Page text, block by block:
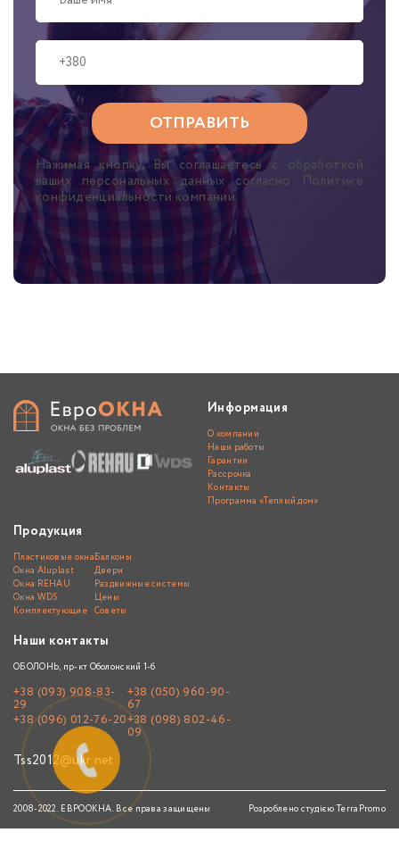
Нажимая кнопку, Вы соглашаетесь с обработкой
ваших персональных данных согласно Политике
конфиденциальности компании
Информация
О компании
Наши работы
Гарантии
Рассрочка
Контакты
Программа «Теплый дом»
Продукция
Пластиковые окна
Окна Aluplast
Окна REHAU
Окна WDS
Комплектующие
Балконы
Двери
Раздвижные системы
Цены
Советы
Наши контакты
ОБОЛОНЬ, пр-кт Оболонский 1-б
+38 (093) 908-83-
29
+38 (050) 960-90-
67
+38 (096) 012-76-20+38 (098) 802-46-
09
Tss2012@ukr.net
2008-2022. ЕВРООКНА. Все права защищены Розроблено студієюTerraPromo